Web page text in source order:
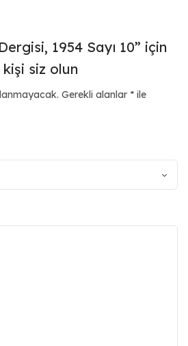
1954 Sayı 10” için
siz olun
Gerekli alanlar * ile